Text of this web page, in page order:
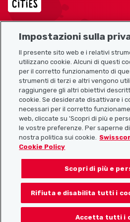
Link utili
Scarica l’app Localcities
Seguiteci su:
Impostazioni sulla
Il presente sito web e i relativi
utilizzano cookie. Alcuni di questi
per il corretto funzionamento di
strumenti di terzi e altri vengono
raggiungere gli altri obiettivi
cookie. Se desiderate disattivare i
necessari per il corretto
web, cliccate su 'Scopri di più e
le vostre preferenze. Per saperne
nostra politica sui cookie.
Cookie Policy
Scopri di più e
Rifiuta e disabilita tutti i
Accetta tutti i